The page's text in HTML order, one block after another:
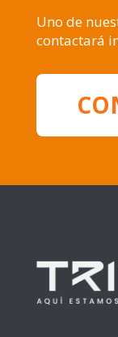
Uno de
contactará